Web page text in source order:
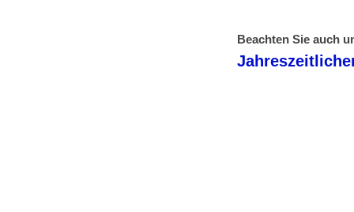
Beachten Sie auch